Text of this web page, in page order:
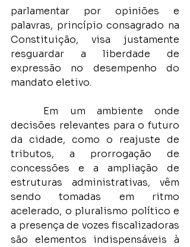
parlamentar por opiniões e
palavras, princípio consagrado na
Constituição, visa justamente
resguardar a liberdade de
expressão no desempenho do
mandato eletivo.
decisões relevantes para o futuro
da cidade, como o reajuste de
tributos, a prorrogação de
concessões e a ampliação de
estruturas administrativas, vêm
sendo tomadas em ritmo
acelerado, o pluralismo político e
a presença de vozes fiscalizadoras
são elementos indispensáveis à